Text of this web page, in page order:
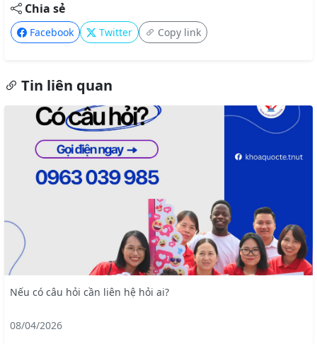
Chia sẻ
Facebook Twitter Copy link
Tin liên quan
Nếu có câu hỏi cần liên hệ hỏi ai?
08/04/2026